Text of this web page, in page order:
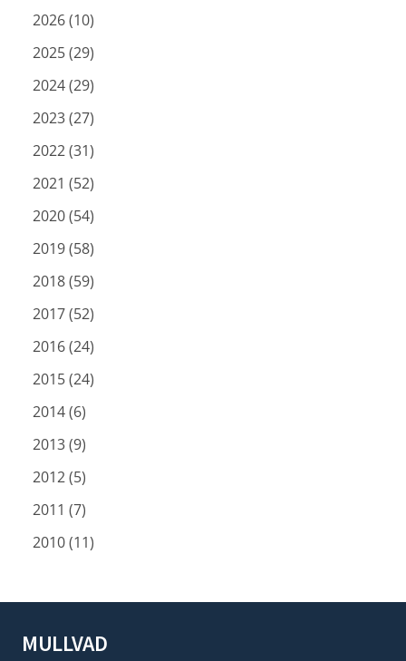
2026 (10)
2025 (29)
2024 (29)
2023 (27)
2022 (31)
2021 (52)
2020 (54)
2019 (58)
2018 (59)
2017 (52)
2016 (24)
2015 (24)
2014 (6)
2013 (9)
2012 (5)
2011 (7)
2010 (11)
MULLVAD